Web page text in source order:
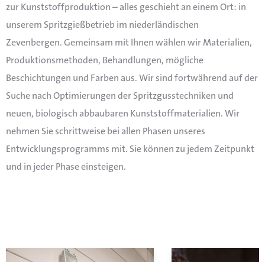
zur Kunststoffproduktion – alles geschieht an einem Ort: in
unserem Spritzgießbetrieb im niederländischen
Zevenbergen. Gemeinsam mit Ihnen wählen wir Materialien,
Produktionsmethoden, Behandlungen, mögliche
Beschichtungen und Farben aus. Wir sind fortwährend auf der
Suche nach Optimierungen der Spritzgusstechniken und
neuen, biologisch abbaubaren Kunststoffmaterialien. Wir
nehmen Sie schrittweise bei allen Phasen unseres
Entwicklungsprogramms mit. Sie können zu jedem Zeitpunkt
und in jeder Phase einsteigen.